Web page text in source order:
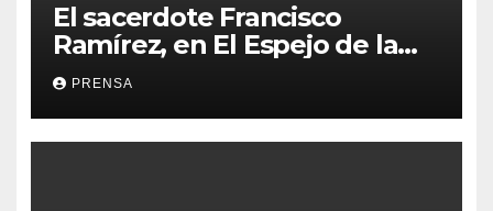
El sacerdote Francisco
Ramírez, en El Espejo de la
Iglesia
PRENSA